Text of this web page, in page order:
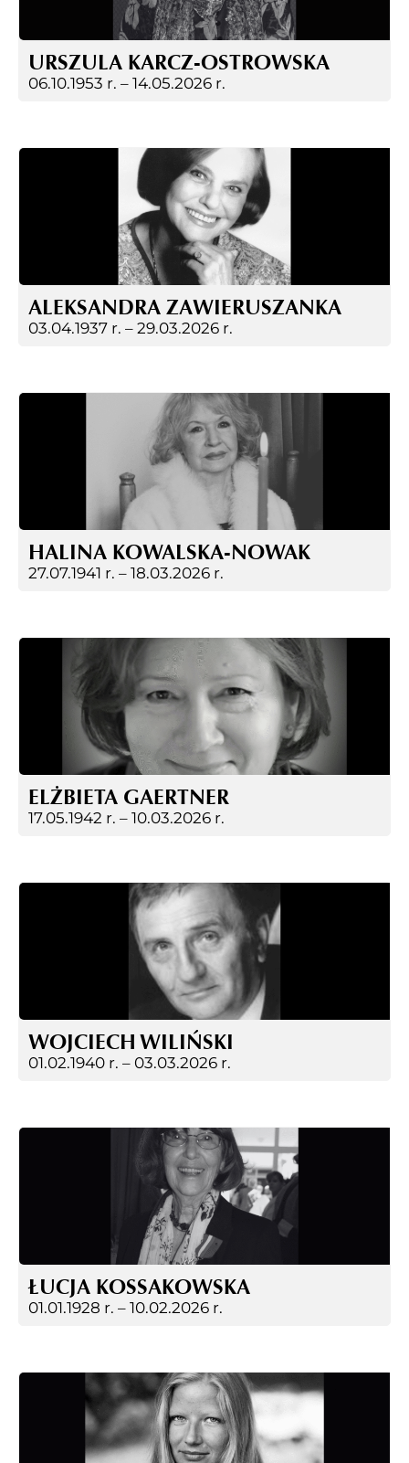
URSZULA KARCZ-OSTROWSKA
06.10.1953 r. – 14.05.2026 r.
ALEKSANDRA ZAWIERUSZANKA
03.04.1937 r. – 29.03.2026 r.
HALINA KOWALSKA-NOWAK
27.07.1941 r. – 18.03.2026 r.
ELŻBIETA GAERTNER
17.05.1942 r. – 10.03.2026 r.
WOJCIECH WILIŃSKI
01.02.1940 r. – 03.03.2026 r.
ŁUCJA KOSSAKOWSKA
01.01.1928 r. – 10.02.2026 r.